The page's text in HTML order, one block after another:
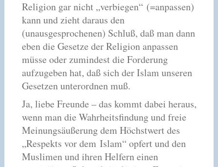
Religion gar nicht „verbiegen“ (=anpassen)
kann und zieht daraus den
(unausgesprochenen) Schluß, daß man dann
eben die Gesetze der Religion anpassen
müsse oder zumindest die Forderung
aufzugeben hat, daß sich der Islam unseren
Gesetzen unterordnen muß.
Ja, liebe Freunde – das kommt dabei heraus,
wenn man die Wahrheitsfindung und freie
Meinungsäußerung dem Höchstwert des
„Respekts vor dem Islam“ opfert und den
Muslimen und ihren Helfern einen